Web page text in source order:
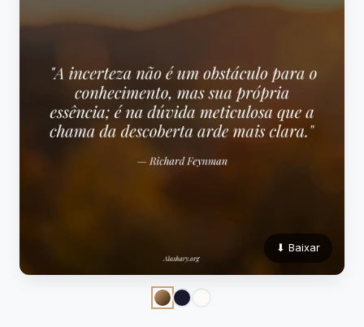
⬇ Baixar